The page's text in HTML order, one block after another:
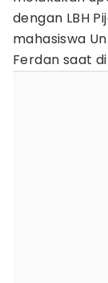
dengan LBH
mahasiswa
Ferdan saat